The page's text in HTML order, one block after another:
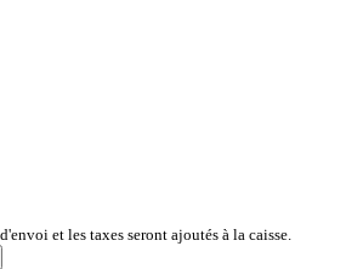
et les taxes seront ajoutés à la caisse.